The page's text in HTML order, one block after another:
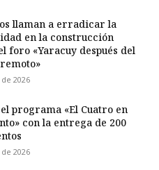
llaman a erradicar la
en la construcción
foro «Yaracuy después del
2026
programa «El Cuatro en
con la entrega de 200
2026